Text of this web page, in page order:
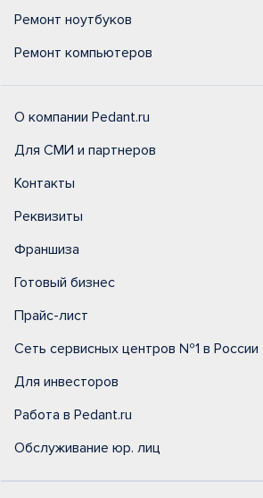
Ремонт ноутбуков
Ремонт компьютеров
О компании Pedant.ru
Для СМИ и партнеров
Контакты
Реквизиты
Франшиза
Готовый бизнес
Прайс-лист
Сеть сервисных центров №1 в России
Для инвесторов
Работа в Pedant.ru
Обслуживание юр. лиц